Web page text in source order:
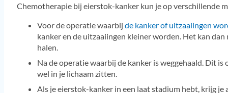
Chemotherapie bij eierstok-kanker kun je op verschillende
Voor de operatie waarbij de kanker of uitzaaiingen
kanker en de uitzaaiingen kleiner worden. Het kan
halen.
Na de operatie waarbij de kanker is weggehaald. Dit
wel in je lichaam zitten.
Als je eierstok-kanker in een laat stadium hebt, krijg je